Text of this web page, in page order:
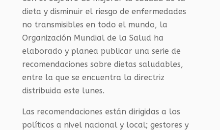
dieta y disminuir el riesgo de enfermedades
no transmisibles en todo el mundo, la
Organización Mundial de la Salud ha
elaborado y planea publicar una serie de
recomendaciones sobre dietas saludables,
entre la que se encuentra la directriz
distribuida este lunes.
Las recomendaciones están dirigidas a los
políticos a nivel nacional y local; gestores y